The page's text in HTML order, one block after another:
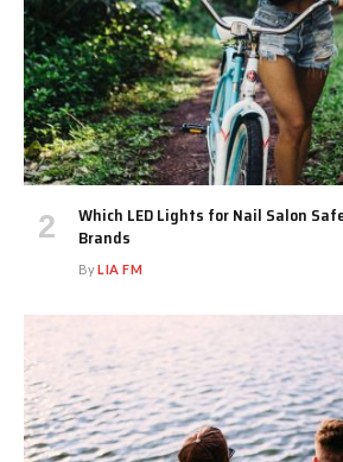
Which LED Lights for Nail Salon
Brands
ByLIA FM